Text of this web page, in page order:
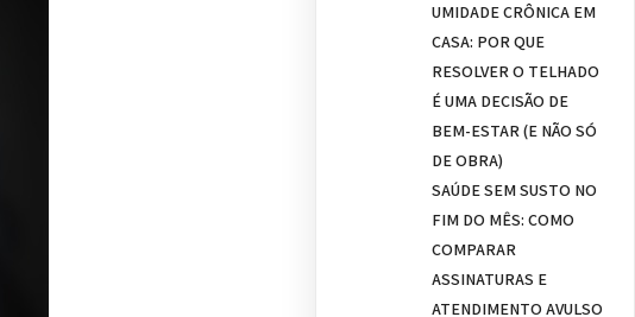
UMIDADE CRÔNICA EM
CASA: POR QUE
RESOLVER O TELHADO
É UMA DECISÃO DE
BEM-ESTAR (E NÃO SÓ
DE OBRA)
SAÚDE SEM SUSTO NO
FIM DO MÊS: COMO
COMPARAR
ASSINATURAS E
ATENDIMENTO AVULSO